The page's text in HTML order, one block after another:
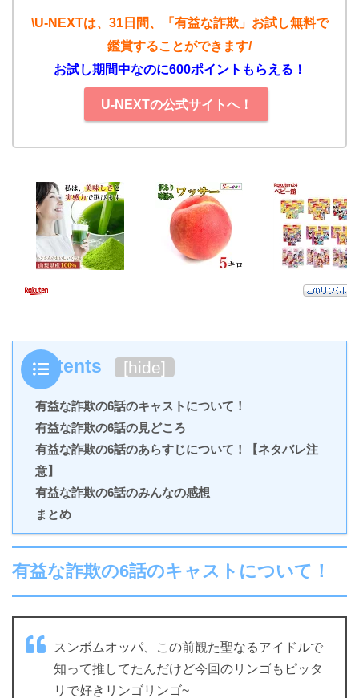
\U-NEXTは、31日間、「有益な詐欺」お試し無料で
鑑賞することができます/
お試し期間中なのに600ポイントもらえる！
U-NEXTの公式サイトへ！
Contents [hide]
有益な詐欺の6話のキャストについて！
有益な詐欺の6話の見どころ
有益な詐欺の6話のあらすじについて！【ネタバレ注
意】
有益な詐欺の6話のみんなの感想
まとめ
有益な詐欺の6話のキャストについて！
スンボムオッパ、この前観た聖なるアイドルで
知って推してたんだけど今回のリンゴもピッタ
リで好きリンゴリンゴ~